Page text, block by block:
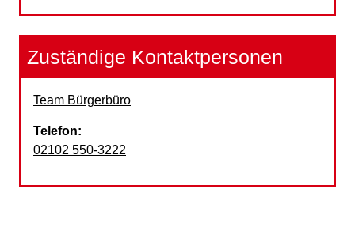
Zuständige Kontaktpersonen
Team Bürgerbüro
Telefon:
02102 550-3222